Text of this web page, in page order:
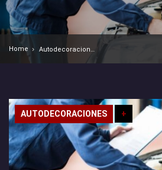
Home
AUTODECORACIONES +